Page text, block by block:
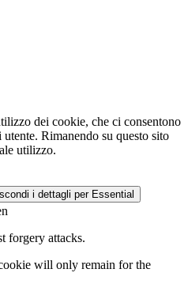
dei cookie, che ci consentono
Rimanendo su questo sito
utilizzo.
i dettagli per Essential
forgery attacks.
will only remain for the